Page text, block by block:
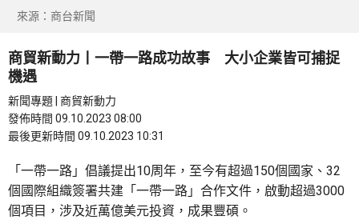
來源：商台新聞
商貿新動力丨一帶一路成功故事 大小企業皆可捕捉
機遇
新聞專題 | 商貿新動力
發佈時間 09.10.2023 08:00
最後更新時間 09.10.2023 10:31
「一帶一路」倡議提出10周年，至今有超過150個國家、32
個國際組織簽署共建「一帶一路」合作文件，啟動超過3000
個項目，涉及近萬億美元投資，成果豐碩。